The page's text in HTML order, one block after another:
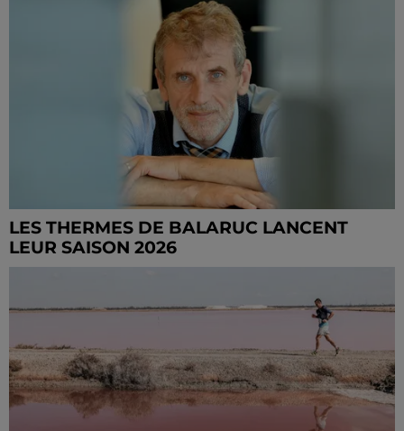
LES THERMES DE BALARUC LANCENT
LEUR SAISON 2026